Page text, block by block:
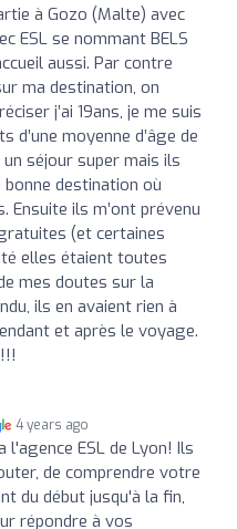
à Gozo (Malte) avec
ESL se nommant BELS
aussi. Par contre
ma destination, on
j’ai 19ans, je me suis
d’une moyenne d’âge de
un séjour super mais ils
bonne destination où
Ensuite ils m’ont prévenu
(et certaines
elles étaient toutes
mes doutes sur la
ils en avaient rien à
et après le voyage.
4 years ago
l'agence ESL de Lyon! Ils
de comprendre votre
du début jusqu'à la fin,
répondre à vos